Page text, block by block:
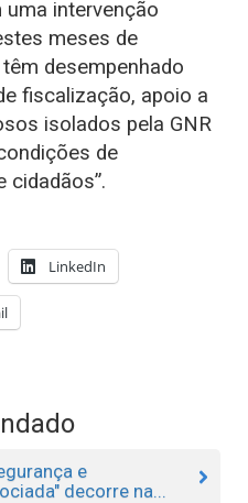
intervenção
meses de
desempenhado
fiscalização, apoio a
isolados pela GNR
de
cidadãos”.
LinkedIn
e
decorre na...